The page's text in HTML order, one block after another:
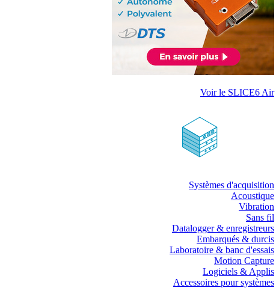
Voir le SLICE6 Air
Systèmes d'acquisition
Acoustique
Vibration
Sans fil
Datalogger & enregistreurs
Embarqués & durcis
Laboratoire & banc d'essais
Motion Capture
Logiciels & Applis
Accessoires pour systèmes